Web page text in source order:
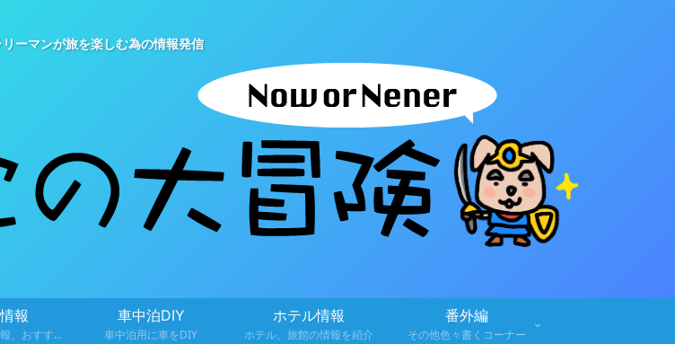
ーマンが旅を楽しむ為の情報発信
報
旅行先のグルメ情報、おすすめ料理を紹介
車中泊DIY
車中泊用に車をDIY
ホテル情報
ホテル、旅館の情報を紹介
番外編
その他色々書くコーナー